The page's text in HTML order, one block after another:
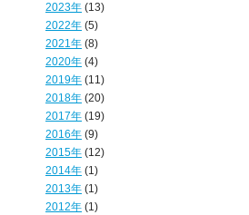
2023年 (13)
2022年 (5)
2021年 (8)
2020年 (4)
2019年 (11)
2018年 (20)
2017年 (19)
2016年 (9)
2015年 (12)
2014年 (1)
2013年 (1)
2012年 (1)